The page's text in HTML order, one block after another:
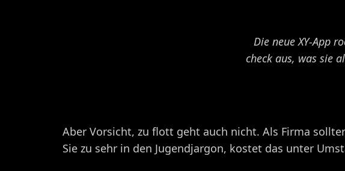
Die neue XY-App
check aus, was sie
Aber Vorsicht, zu flott geht auch nicht. Als Firma
Sie zu sehr in den Jugendjargon, kostet das unter